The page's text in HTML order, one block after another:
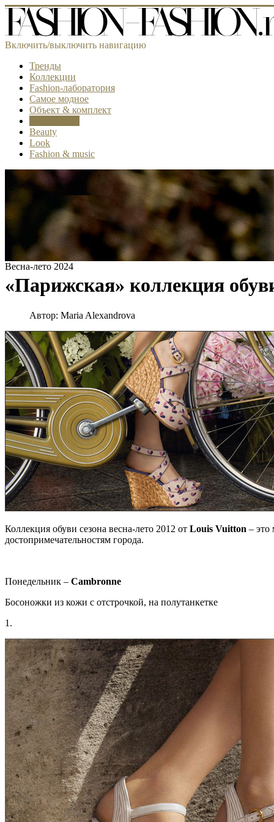
Включить/выключить навигацию
Тренды
Коллекции
Fashion-лаборатория
Самое модное
Объект & комплект
Beauty
Look
Fashion & music
Весна-лето 2024
«Парижская» коллекция
Автор: Maria Alexandrova
Коллекция обуви сезона весна-лето 2012 от Louis Vuitton – это
достопримечательностям города.
Понедельник – Cambronne
Босоножки из кожи с отстрочкой, на полутанкетке
1.